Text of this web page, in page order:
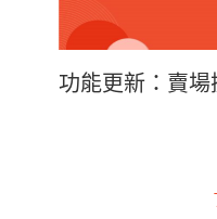
功能更新：賣